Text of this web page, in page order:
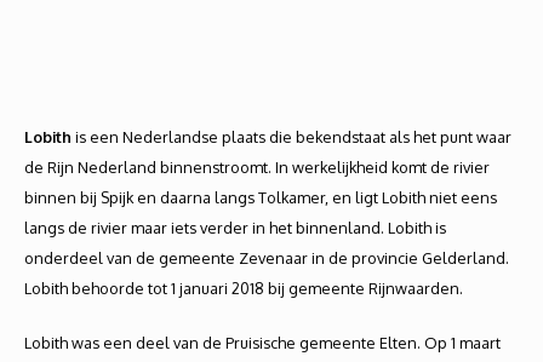
Lobith is een Nederlandse plaats die bekendstaat als het punt waar
de Rijn Nederland binnenstroomt. In werkelijkheid komt de rivier
binnen bij Spijk en daarna langs Tolkamer, en ligt Lobith niet eens
langs de rivier maar iets verder in het binnenland. Lobith is
onderdeel van de gemeente Zevenaar in de provincie Gelderland.
Lobith behoorde tot 1 januari 2018 bij gemeente Rijnwaarden.
Lobith was een deel van de Pruisische gemeente Elten. Op 1 maart